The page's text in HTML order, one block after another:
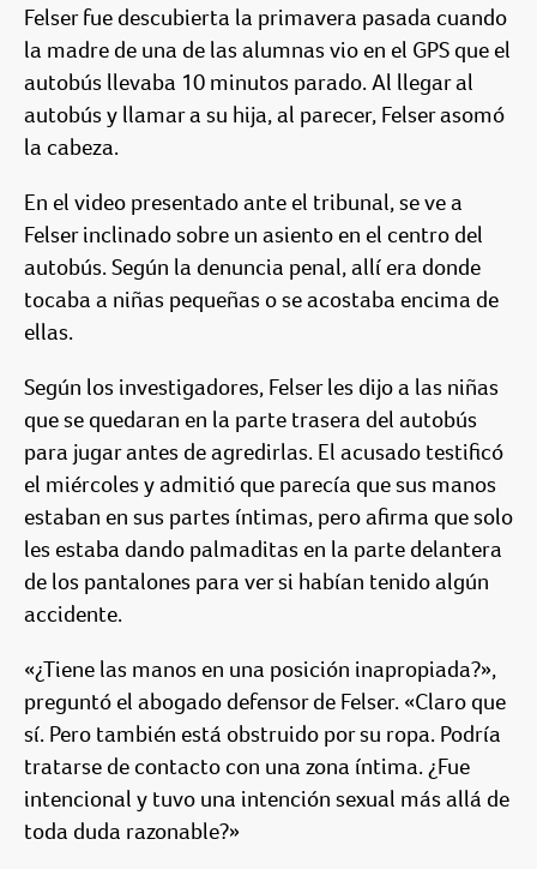
Felser fue descubierta la primavera pasada cuando
la madre de una de las alumnas vio en el GPS que el
autobús llevaba 10 minutos parado. Al llegar al
autobús y llamar a su hija, al parecer, Felser asomó
la cabeza.
En el video presentado ante el tribunal, se ve a
Felser inclinado sobre un asiento en el centro del
autobús. Según la denuncia penal, allí era donde
tocaba a niñas pequeñas o se acostaba encima de
ellas.
Según los investigadores, Felser les dijo a las niñas
que se quedaran en la parte trasera del autobús
para jugar antes de agredirlas. El acusado testificó
el miércoles y admitió que parecía que sus manos
estaban en sus partes íntimas, pero afirma que solo
les estaba dando palmaditas en la parte delantera
de los pantalones para ver si habían tenido algún
accidente.
«¿Tiene las manos en una posición inapropiada?»,
preguntó el abogado defensor de Felser. «Claro que
sí. Pero también está obstruido por su ropa. Podría
tratarse de contacto con una zona íntima. ¿Fue
intencional y tuvo una intención sexual más allá de
toda duda razonable?»